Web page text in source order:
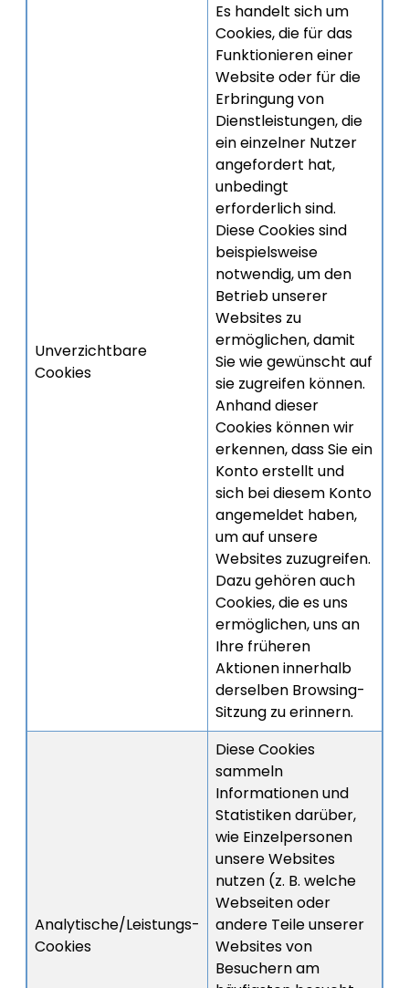
Unverzichtbare
Cookies
Es handelt sich um
Cookies, die für das
Funktionieren einer
Website oder für die
Erbringung von
Dienstleistungen, die
ein einzelner Nutzer
angefordert hat,
unbedingt
erforderlich sind.
Diese Cookies sind
beispielsweise
notwendig, um den
Betrieb unserer
Websites zu
ermöglichen, damit
Sie wie gewünscht auf
sie zugreifen können.
Anhand dieser
Cookies können wir
erkennen, dass Sie ein
Konto erstellt und
sich bei diesem Konto
angemeldet haben,
um auf unsere
Websites zuzugreifen.
Dazu gehören auch
Cookies, die es uns
ermöglichen, uns an
Ihre früheren
Aktionen innerhalb
derselben Browsing-
Sitzung zu erinnern.
Analytische/Leistungs-
Cookies
Diese Cookies
sammeln
Informationen und
Statistiken darüber,
wie Einzelpersonen
unsere Websites
nutzen (z. B. welche
Webseiten oder
andere Teile unserer
Websites von
Besuchern am